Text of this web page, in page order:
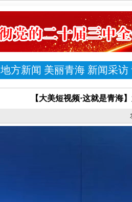
地方新闻 美丽青海 新闻采访
【大美短视频·这就是青海